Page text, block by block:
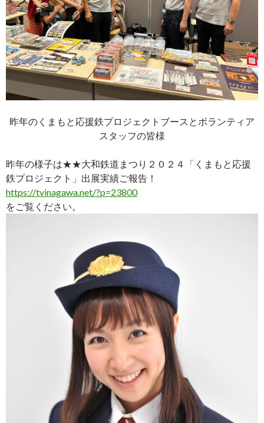
昨年のくまもと応援鉄プロジェクトブースとボランティア
スタッフの皆様
昨年の様子は★★大和鉄道まつり２０２４「くまもと応援
鉄プロジェクト」出展実績ご報告！
https://tvinagawa.net/?p=23800
をご覧ください。